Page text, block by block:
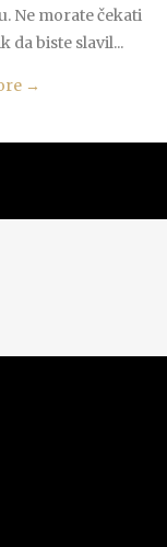
Ne morate čekati
da biste slavil...
→